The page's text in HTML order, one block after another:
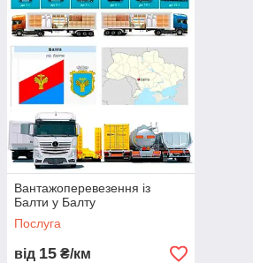
Компанія «Logistic Systems» пропонує
Балти до Балти та по всій
автоперевезення різних видів вантажів,
вантажні перевезення. Наша команда
організувати доставку вашого
різноманітної спецтехніки, такої як
рефрижератори, самоскиди та інші. Ми
професійні послуги з грузоперевезень,
рівень логістичної підтримки. Замовте
від «Logistic Systems» та довірте
Вантажоперевезення із
Балти у Балту
Послуга
від 15 ₴/км